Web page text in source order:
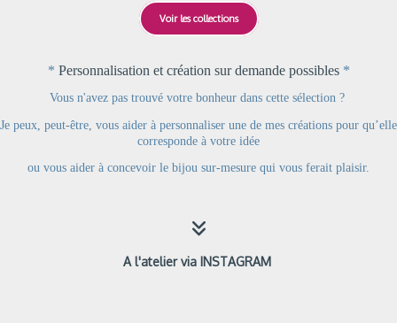
Voir les collections
* Personnalisation et création sur demande possibles *
Vous n'avez pas trouvé votre bonheur dans cette sélection ?
Je peux, peut-être, vous aider à personnaliser une de mes créations pour qu’elle
corresponde à votre idée
ou vous aider à concevoir le bijou sur-mesure qui vous ferait plaisir.

A l'atelier via INSTAGRAM